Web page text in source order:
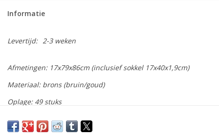
Informatie
Levertijd: 2-3 weken
Afmetingen: 17x79x86cm (inclusief sokkel 17x40x1,9cm)
Materiaal: brons (bruin/goud)
Oplage: 49 stuks